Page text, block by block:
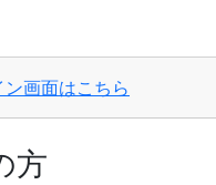
画面はこちら
方